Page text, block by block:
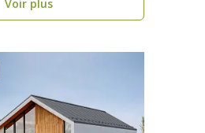
Voir plus